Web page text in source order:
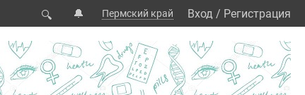
🔍 🔔 Пермский край Вход / Регистрация